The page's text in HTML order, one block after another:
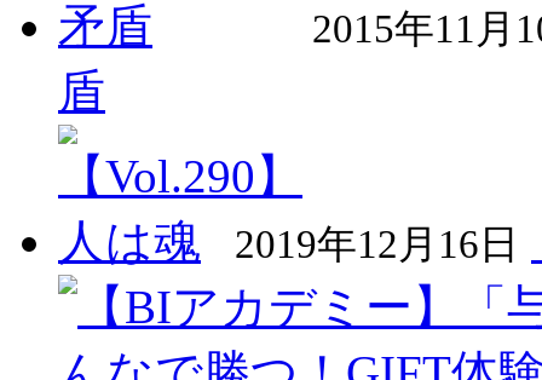
2015年11月
盾
2019年12月16日